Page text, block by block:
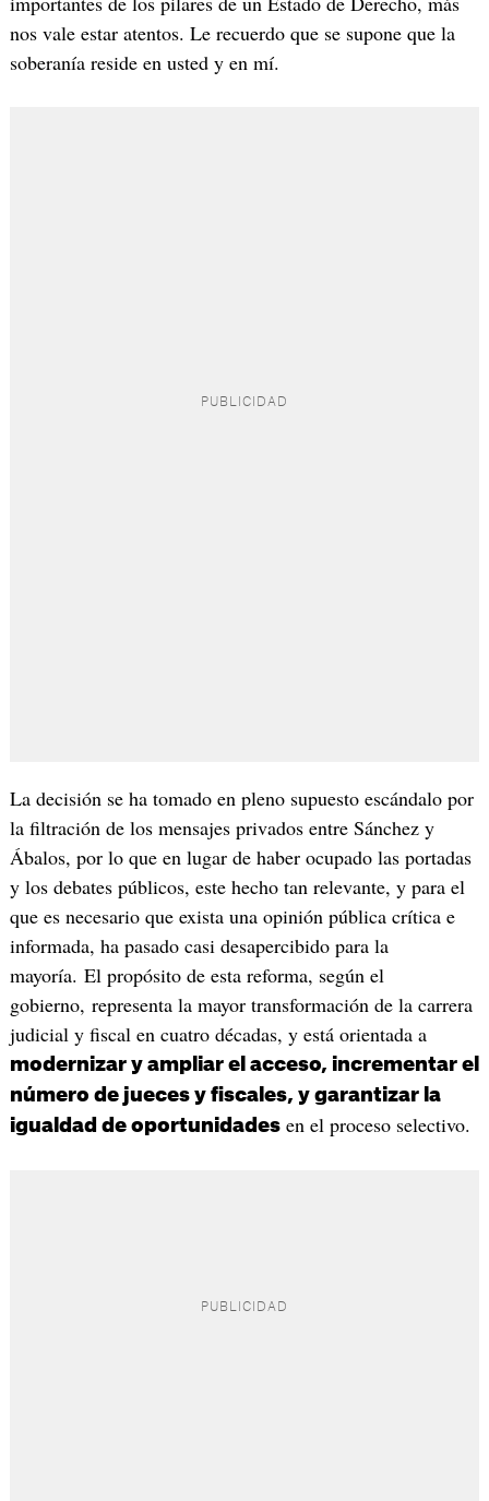
nos vale estar atentos. Le recuerdo que se supone que la
soberanía reside en usted y en mí.
La decisión se ha tomado en pleno supuesto escándalo por
la filtración de los mensajes privados entre Sánchez y
Ábalos, por lo que en lugar de haber ocupado las portadas
y los debates públicos, este hecho tan relevante, y para el
que es necesario que exista una opinión pública crítica e
informada, ha pasado casi desapercibido para la
mayoría. El propósito de esta reforma, según el
gobierno, representa la mayor transformación de la carrera
judicial y fiscal en cuatro décadas, y está orientada a
modernizar y ampliar el acceso, incrementar el
número de jueces y fiscales, y garantizar la
igualdad de oportunidadesen el proceso selectivo.